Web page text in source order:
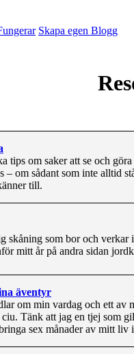
Skapa egen Blogg
tips om saker att se och
– om sådant som inte alltid
till.
skåning som bor och
mitt år på andra sidan
äventyr
om min vardag och ett av
Tänk att jag en tjej som
sex månader av mitt liv